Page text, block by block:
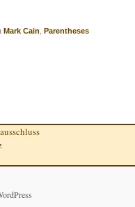
Mark Cain,Parentheses